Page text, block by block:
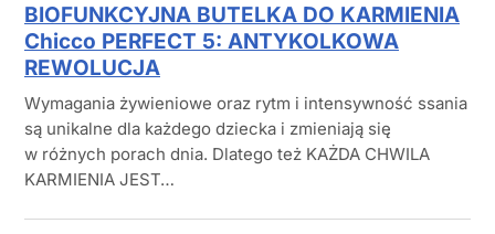
BIOFUNKCYJNA BUTELKA DO KARMIENIA
Chicco PERFECT 5: ANTYKOLKOWA
REWOLUCJA
Wymagania żywieniowe oraz rytm i intensywność ssania
są unikalne dla każdego dziecka i zmieniają się
w różnych porach dnia. Dlatego też KAŻDA CHWILA
KARMIENIA JEST…